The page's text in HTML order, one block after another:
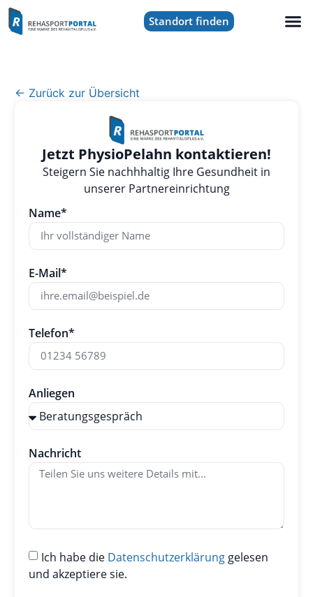
Standort finden
← Zurück zur Übersicht
Jetzt PhysioPelahn kontaktieren!
Steigern Sie nachhhaltig Ihre Gesundheit in
unserer Partnereinrichtung
Name*
E-Mail*
Telefon*
Anliegen
Nachricht
Ich habe die Datenschutzerklärung gelesen
und akzeptiere sie.